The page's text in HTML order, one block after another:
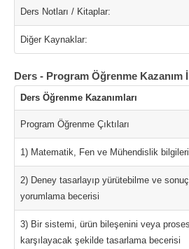
Ders Notları / Kitaplar:
Diğer Kaynaklar:
Ders - Program Öğrenme Kazanım
Ders Öğrenme Kazanımları
Program Öğrenme Çıktıları
1) Matematik, Fen ve Mühendislik
2) Deney tasarlayıp yürütebilme ve
yorumlama becerisi
3) Bir sistemi, ürün bileşenini veya
karşılayacak şekilde tasarlama becerisi